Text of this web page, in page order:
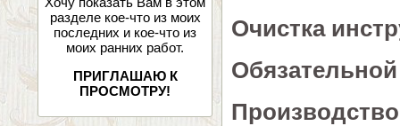
разделе кое-что из моих
последних и кое-что из
моих ранних работ.
ПРИГЛАШАЮ К
ПРОСМОТРУ!
Очистка